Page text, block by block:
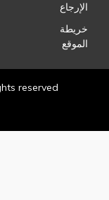
الإرجاع
خريطة
الموقع
reserved.